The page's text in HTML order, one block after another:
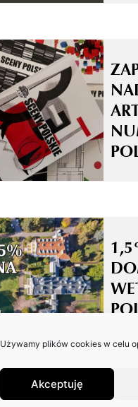
Używamy plików cookies w celu
Akceptuję